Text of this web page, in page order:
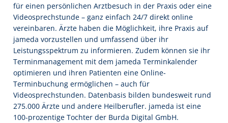
für einen persönlichen Arztbesuch in der Praxis oder eine
Videosprechstunde – ganz einfach 24/7 direkt online
vereinbaren. Ärzte haben die Möglichkeit, ihre Praxis auf
jameda vorzustellen und umfassend über ihr
Leistungsspektrum zu informieren. Zudem können sie ihr
Terminmanagement mit dem jameda Terminkalender
optimieren und ihren Patienten eine Online-
Terminbuchung ermöglichen – auch für
Videosprechstunden. Datenbasis bilden bundesweit rund
275.000 Ärzte und andere Heilberufler. jameda ist eine
100-prozentige Tochter der Burda Digital GmbH.